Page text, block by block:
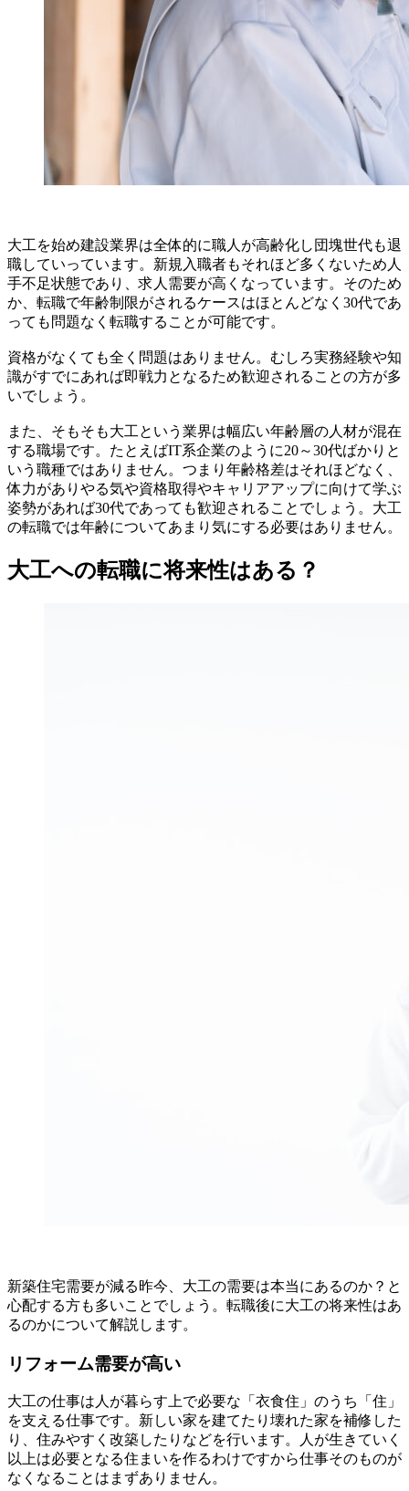
大工を始め建設業界は全体的に職人が高齢化し団塊世代も退
職していっています。新規入職者もそれほど多くないため人
手不足状態であり、求人需要が高くなっています。そのため
か、転職で年齢制限がされるケースはほとんどなく30代であ
っても問題なく転職することが可能です。
資格がなくても全く問題はありません。むしろ実務経験や知
識がすでにあれば即戦力となるため歓迎されることの方が多
いでしょう。
また、そもそも大工という業界は幅広い年齢層の人材が混在
する職場です。たとえばIT系企業のように20～30代ばかりと
いう職種ではありません。つまり年齢格差はそれほどなく、
体力がありやる気や資格取得やキャリアアップに向けて学ぶ
姿勢があれば30代であっても歓迎されることでしょう。大工
の転職では年齢についてあまり気にする必要はありません。
大工への転職に将来性はある？
新築住宅需要が減る昨今、大工の需要は本当にあるのか？と
心配する方も多いことでしょう。転職後に大工の将来性はあ
るのかについて解説します。
リフォーム需要が高い
大工の仕事は人が暮らす上で必要な「衣食住」のうち「住」
を支える仕事です。新しい家を建てたり壊れた家を補修した
り、住みやすく改築したりなどを行います。人が生きていく
以上は必要となる住まいを作るわけですから仕事そのものが
なくなることはまずありません。